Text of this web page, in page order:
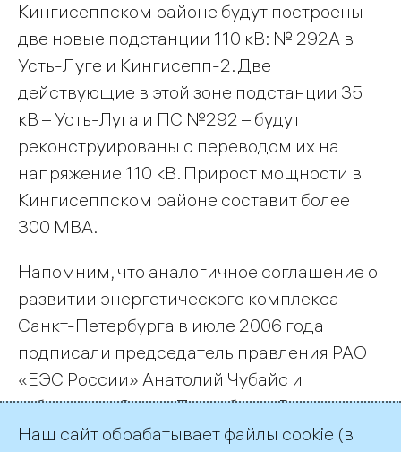
Кингисеппском районе будут построены
две новые подстанции 110 кВ: № 292А в
Усть-Луге и Кингисепп-2. Две
действующие в этой зоне подстанции 35
кВ – Усть-Луга и ПС №292 – будут
реконструированы с переводом их на
напряжение 110 кВ. Прирост мощности в
Кингисеппском районе составит более
300 МВА.
Напомним, что аналогичное соглашение о
развитии энергетического комплекса
Санкт-Петербурга в июле 2006 года
подписали председатель правления РАО
«ЕЭС России» Анатолий Чубайс и
губернатор Санкт-Петербурга Валентина
Матвиенко.
Наш сайт обрабатывает файлы cookie (в